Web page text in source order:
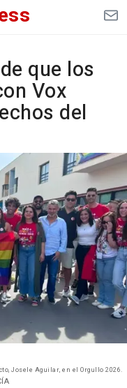
que los
Vox
del
Josele Aguilar, en el Orgullo 2026.